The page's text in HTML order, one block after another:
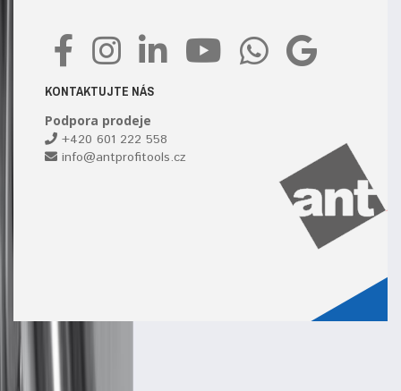
KONTAKTUJTE NÁS
Podpora prodeje
+420 601 222 558
info@antprofitools.cz